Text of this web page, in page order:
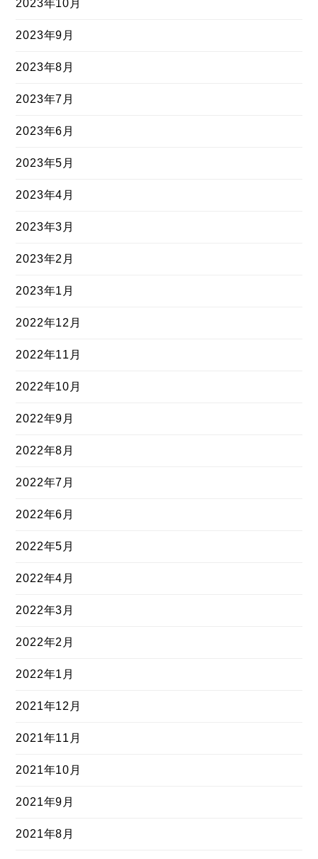
2023年10月
2023年9月
2023年8月
2023年7月
2023年6月
2023年5月
2023年4月
2023年3月
2023年2月
2023年1月
2022年12月
2022年11月
2022年10月
2022年9月
2022年8月
2022年7月
2022年6月
2022年5月
2022年4月
2022年3月
2022年2月
2022年1月
2021年12月
2021年11月
2021年10月
2021年9月
2021年8月